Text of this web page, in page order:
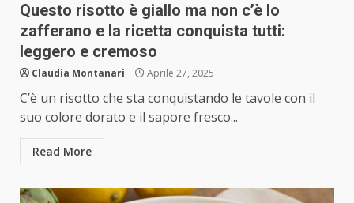
Questo risotto è giallo ma non c’è lo
zafferano e la ricetta conquista tutti:
leggero e cremoso
Claudia Montanari Aprile 27, 2025
C’è un risotto che sta conquistando le tavole con il
suo colore dorato e il sapore fresco...
Read More